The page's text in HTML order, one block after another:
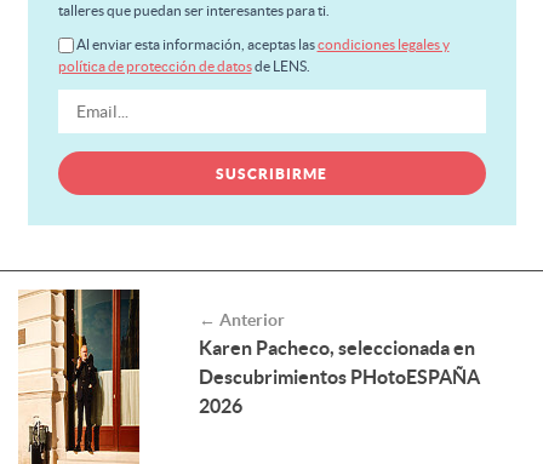
talleres que puedan ser interesantes para ti.
Al enviar esta información, aceptas lascondiciones legales y
política de protección de datosde LENS.
← Anterior
Karen Pacheco, seleccionada en
Descubrimientos PHotoESPAÑA
2026